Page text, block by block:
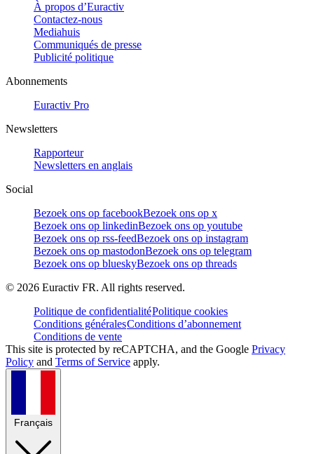
À propos d’Euractiv
Contactez-nous
Mediahuis
Communiqués de presse
Publicité politique
Abonnements
Euractiv Pro
Newsletters
Rapporteur
Newsletters en anglais
Social
Bezoek ons op facebookBezoek ons op x
Bezoek ons op linkedinBezoek ons op youtube
Bezoek ons op rss-feedBezoek ons op instagram
Bezoek ons op mastodonBezoek ons op telegram
Bezoek ons op blueskyBezoek ons op threads
© 2026 Euractiv FR. All rights reserved.
Politique de confidentialitéPolitique cookies
Conditions généralesConditions d’abonnement
Conditions de vente
This site is protected by reCAPTCHA, and the Google Privacy
Policy and Terms of Service apply.
Français